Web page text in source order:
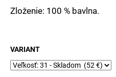
Zloženie: 100 % bavlna.
VARIANT